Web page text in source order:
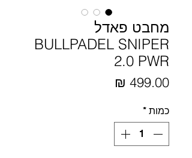
מחבט פאדל
BULLPADEL SNIPER
2.0 PWR
כמות *